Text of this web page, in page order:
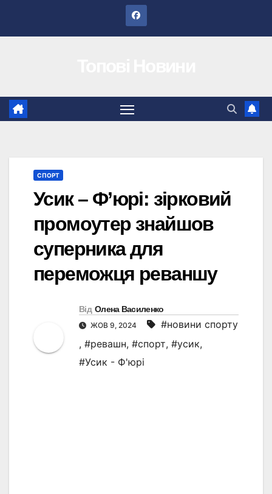
СПОРТ
Усик – Ф’юрі: зірковий
промоутер знайшов
суперника для
переможця реваншу
Від Олена Василенко
ЖОВ 9, 2024
#новини спорту
, #ревашн, #спорт, #усик,
#Усик - Ф'юрі